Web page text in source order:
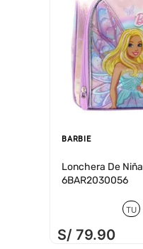
BARBIE
Lonchera De Niña
6BAR2030056
TU
S/ 79.90